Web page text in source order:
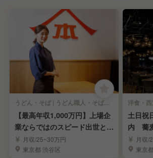
うどん・そば | うどん職人・そば職人
【最高年収1,000万円】上場企
業ならではのスピード出世と高
待遇◎
月収/25~30万円
東京都 渋谷区
土日祝
内 蕎
募集！
月収/
東京